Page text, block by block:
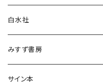
言語・ことば
白水社
みすず書房
サイン本